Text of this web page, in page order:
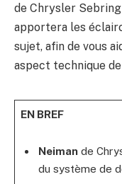
de Chrysler
apportera les
sujet, afin de vous
aspect technique
EN BREF
Neimande
du système de